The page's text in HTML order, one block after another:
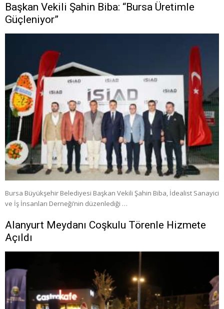
Başkan Vekili Şahin Biba: “Bursa Üretimle
Güçleniyor”
Bursa Büyükşehir Belediyesi Başkan Vekili Şahin Biba, İdealist Sanayici
ve İş İnsanları Derneği’nin düzenlediği …
Alanyurt Meydanı Coşkulu Törenle Hizmete
Açıldı